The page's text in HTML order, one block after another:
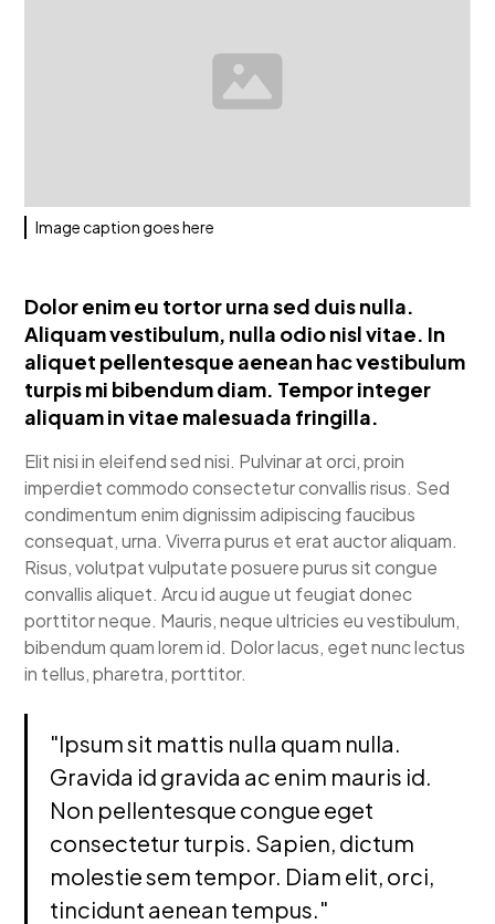
Image caption goes here
Dolor enim eu tortor urna sed duis nulla.
Aliquam vestibulum, nulla odio nisl vitae. In
aliquet pellentesque aenean hac vestibulum
turpis mi bibendum diam. Tempor integer
aliquam in vitae malesuada fringilla.
Elit nisi in eleifend sed nisi. Pulvinar at orci, proin
imperdiet commodo consectetur convallis risus. Sed
condimentum enim dignissim adipiscing faucibus
consequat, urna. Viverra purus et erat auctor aliquam.
Risus, volutpat vulputate posuere purus sit congue
convallis aliquet. Arcu id augue ut feugiat donec
porttitor neque. Mauris, neque ultricies eu vestibulum,
bibendum quam lorem id. Dolor lacus, eget nunc lectus
in tellus, pharetra, porttitor.
"Ipsum sit mattis nulla quam nulla.
Gravida id gravida ac enim mauris id.
Non pellentesque congue eget
consectetur turpis. Sapien, dictum
molestie sem tempor. Diam elit, orci,
tincidunt aenean tempus."